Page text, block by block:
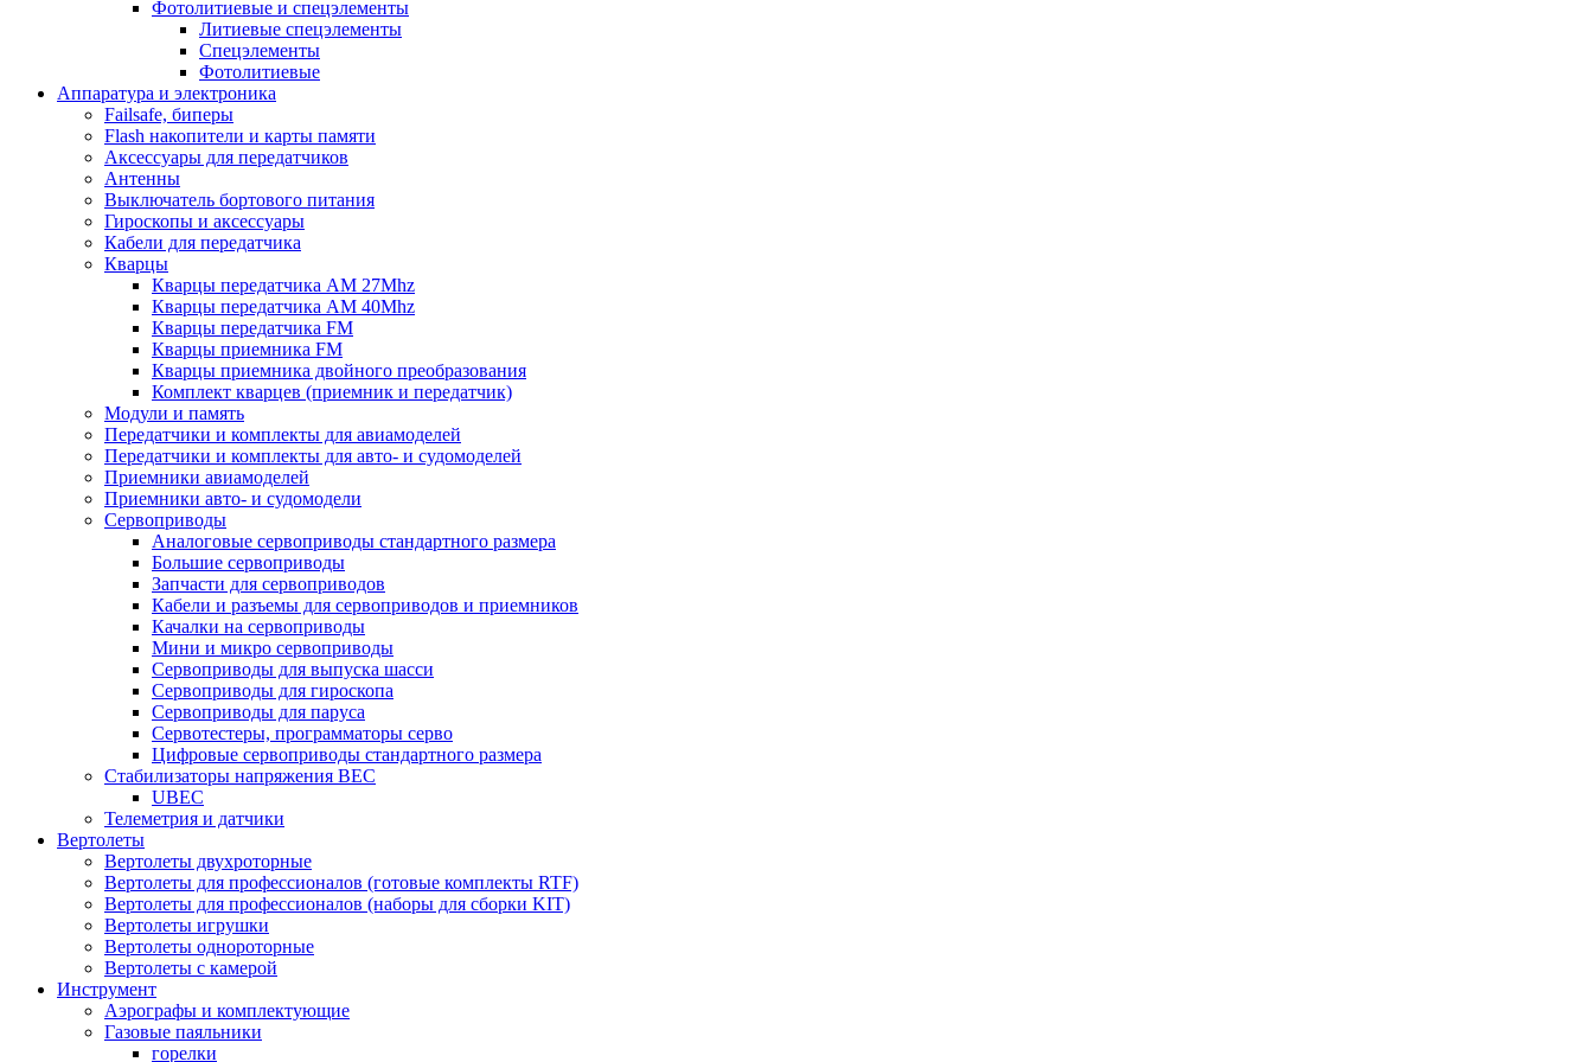
Фотолитиевые и спецэлементы
Литиевые спецэлементы
Спецэлементы
Фотолитиевые
Аппаратура и электроника
Failsafe, биперы
Flash накопители и карты памяти
Аксессуары для передатчиков
Антенны
Выключатель бортового питания
Гироскопы и аксессуары
Кабели для передатчика
Кварцы
Кварцы передатчика AM 27Mhz
Кварцы передатчика AM 40Mhz
Кварцы передатчика FM
Кварцы приемника FM
Кварцы приемника двойного преобразования
Комплект кварцев (приемник и передатчик)
Модули и память
Передатчики и комплекты для авиамоделей
Передатчики и комплекты для авто- и судомоделей
Приемники авиамоделей
Приемники авто- и судомодели
Сервоприводы
Аналоговые сервоприводы стандартного размера
Большие сервоприводы
Запчасти для сервоприводов
Кабели и разъемы для сервоприводов и приемников
Качалки на сервоприводы
Мини и микро сервоприводы
Сервоприводы для выпуска шасси
Сервоприводы для гироскопа
Сервоприводы для паруса
Сервотестеры, программаторы серво
Цифровые сервоприводы стандартного размера
Стабилизаторы напряжения BEC
UBEC
Телеметрия и датчики
Вертолеты
Вертолеты двухроторные
Вертолеты для профессионалов (готовые комплекты RTF)
Вертолеты для профессионалов (наборы для сборки KIT)
Вертолеты игрушки
Вертолеты однороторные
Вертолеты с камерой
Инструмент
Аэрографы и комплектующие
Газовые паяльники
горелки